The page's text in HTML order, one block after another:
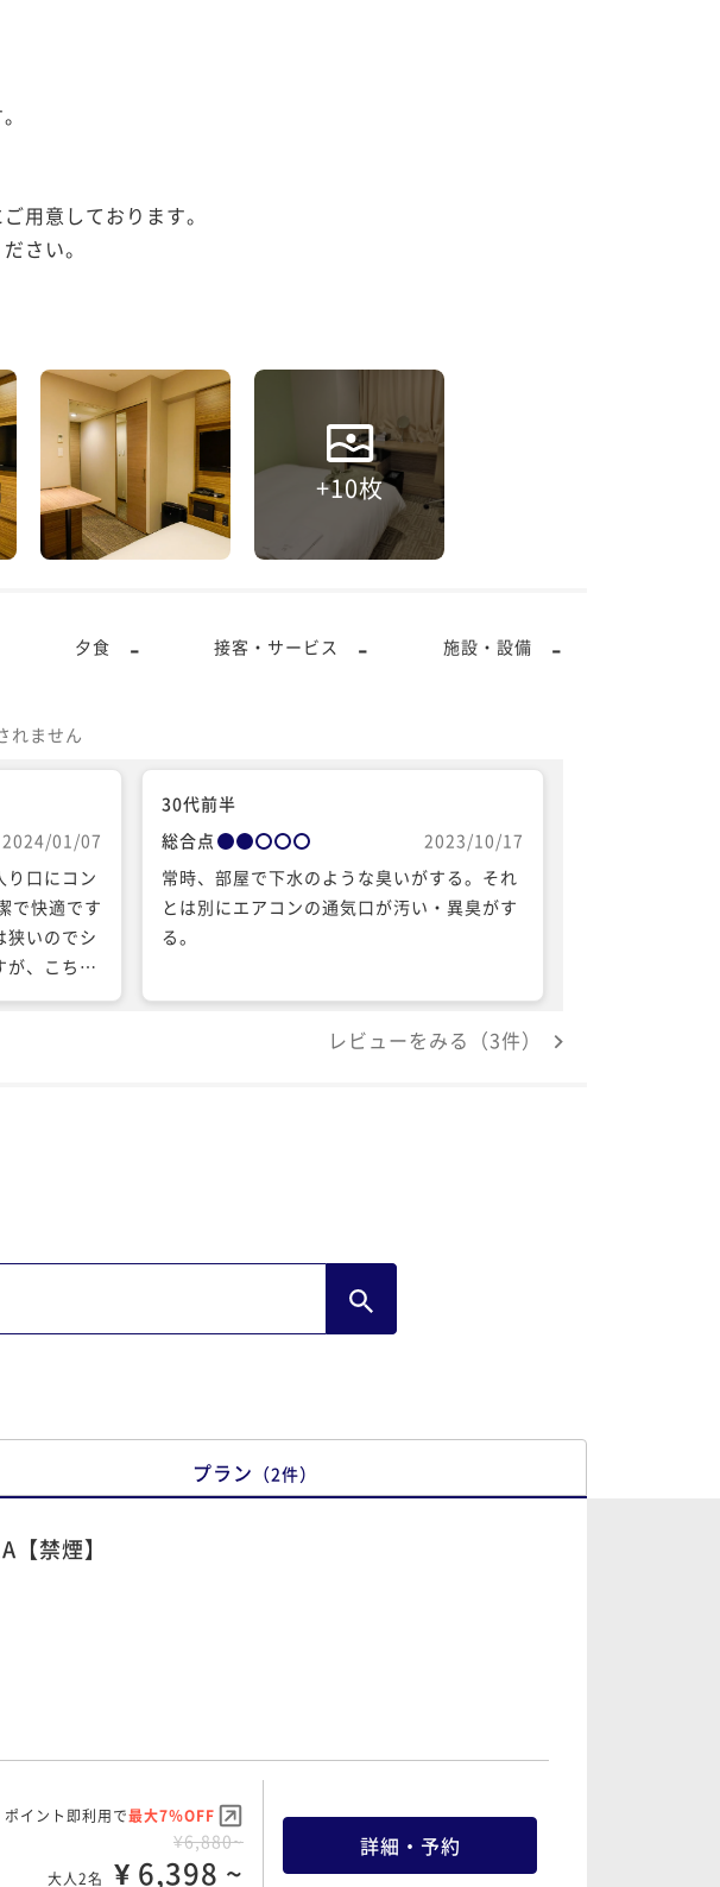
用意しております。
さい。
+10枚
夕食 - 接客・サービス - 施設・設備 -
れません
2024/01/07
り口にコン
で快適です
狭いのでシ
が、こちら
が出来まし
30代前半
総合点
2023/10/17
常時、部屋で下水のような臭いがする。それ
とは別にエアコンの通気口が汚い・異臭がす
る。
レビューをみる（3件）
プラン （2件）
禁煙】
ポイント即利用で最大7％OFF
¥6,880~
大人2名 ¥ 6,398 ~
詳細・予約